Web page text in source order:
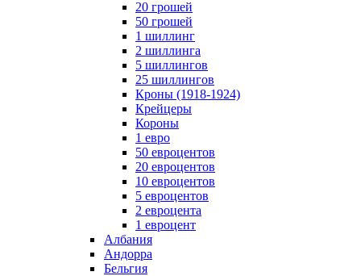
20 грошей
50 грошей
1 шиллинг
2 шиллинга
5 шиллингов
25 шиллингов
Кроны (1918-1924)
Крейцеры
Короны
1 евро
50 евроцентов
20 евроцентов
10 евроцентов
5 евроцентов
2 евроцента
1 евроцент
Албания
Андорра
Бельгия